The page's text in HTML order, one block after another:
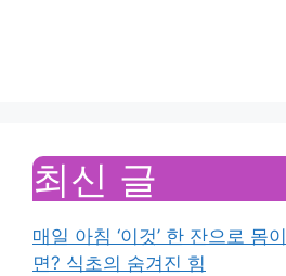
최신 글
매일 아침 ‘이것’ 한 잔으로 몸
면? 식초의 숨겨진 힘